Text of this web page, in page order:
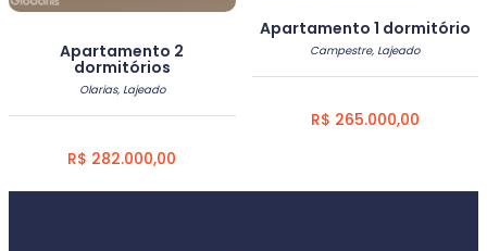
Apartamento 2
dormitórios
Olarias, Lajeado
R$ 282.000,00
Apartamento 1 dormitório
Campestre, Lajeado
R$ 265.000,00